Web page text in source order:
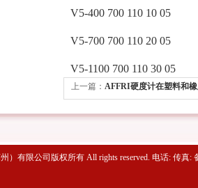
V5-400 700 110 10 05
V5-700 700 110 20 05
V5-1100 700 110 30 05
上一篇： AFFRI硬度计在塑料和
）有限公司版权所有 All rights reserved. 电话: 传真: